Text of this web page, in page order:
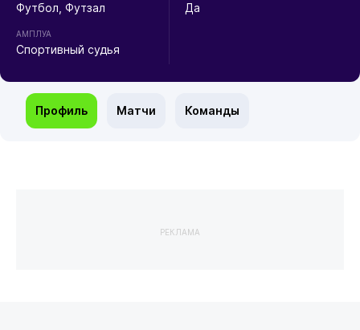
Футбол, Футзал
АМПЛУА
Спортивный судья
Да
Профиль Матчи Команды
РЕКЛАМА